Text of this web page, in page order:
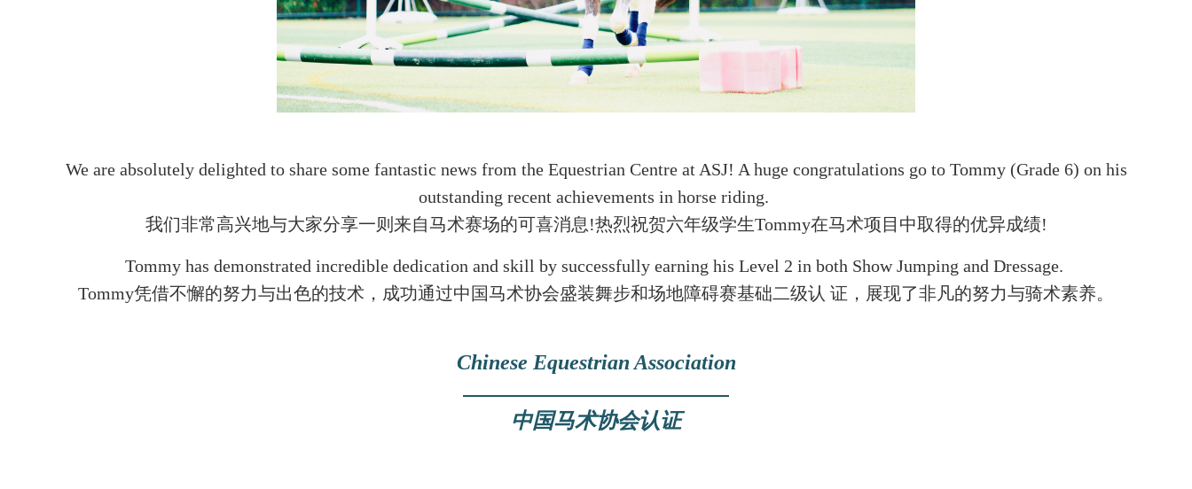
We are absolutely delighted to share some fantastic news from the Equestrian Centre at ASJ! A huge congratulations go to Tommy (Grade 6) on his
outstanding recent achievements in horse riding.
我们非常高兴地与大家分享一则来自⻢术赛场的可喜消息!热烈祝贺六年级学生Tommy在⻢术项目中取得的优异成绩!
Tommy has demonstrated incredible dedication and skill by successfully earning his Level 2 in both Show Jumping and Dressage.
Tommy凭借不懈的努力与出色的技术，成功通过中国⻢术协会盛装舞步和场地障碍赛基础二级认 证，展现了非凡的努力与骑术素养。
Chinese Equestrian Association
中国⻢术协会认证